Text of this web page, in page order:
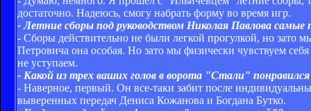
достаточно. Надеюсь, смогу набрать форму во время игр.
- Летние сборы под руководством Николая Павлова самые
- Сборы действительно не были легкой прогулкой, но зато
Петровича она особая. Но зато мы физически чувствуем
не уступаем.
- Какой из трех ваших голов в ворота "Стали" понравился
- Наверное, первый. Он все-таки забит после
выверенных передач Дениса Кожанова и Богдана Бутко.